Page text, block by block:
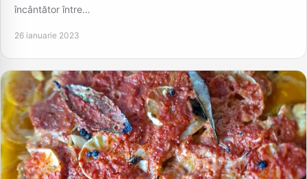
încântător între…
26 ianuarie 2023